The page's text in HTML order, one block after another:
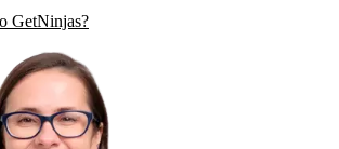
GetNinjas?